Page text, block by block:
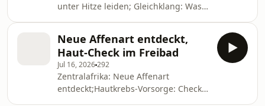
unter Hitze leiden; Gleichklang: Was
Neue Affenart entdeckt,
Haut-Check im Freibad
Jul 16, 2026292
Zentralafrika: Neue Affenart
entdeckt;Hautkrebs-Vorsorge: Check